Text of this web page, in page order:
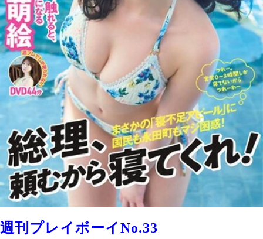
週刊プレイボーイNo.33